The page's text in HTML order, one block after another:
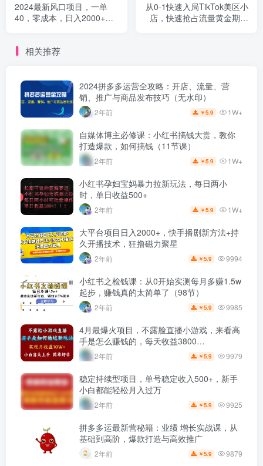
2024最新风口项目，一单
40，零成本，日入2000+，
从0-1快速入局TikTok美区小
店，快速抢占流量黄金期，
相关推荐
2024拼多多运营全攻略：开店、流量、营
销、推广与商品发布技巧（无水印）
2年前 ￥5.9 1W+
自媒体博主必修课：小红书搞钱大赏，教你
打造爆款，如何搞钱（11节课）
2年前 ￥5.9 1W+
小红书孕妇宝妈暴力拉新玩法，每日两小
时，单日收益500+
2年前 ￥5.9 1W+
大平台项目日入2000+，快手播剧新方法+持
久开播技术，狂撸磁力聚星
2年前 ￥5.9 9994
小红书之检钱课：从0开始实测每月多赚1.5w
起步，赚钱真的太简单了（98节）
2年前 ￥5.9 9985
4月最爆火项目，不露脸直播小游戏，来看高
手是怎么赚钱的，每天收益3800…
2年前 ￥5.9 9979
稳定持续型项目，单号稳定收入500+，新手
小白都能轻松月入过万
2年前 ￥5.9 9925
拼多多运最新营秘籍：业绩 增长实战课，从
基础到高阶，爆款打造与高效推广
2年前 ￥5.9 9879